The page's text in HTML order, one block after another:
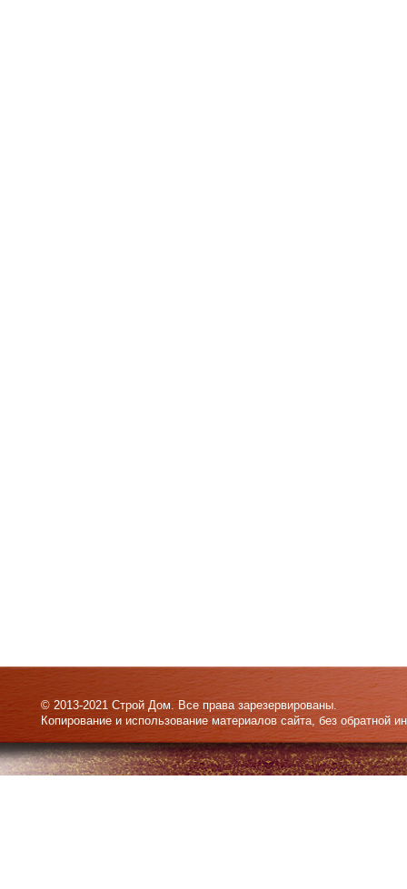
© 2013-2021 Строй Дом. Все права зарезервированы.
Копирование и использование материалов сайта, без обратной